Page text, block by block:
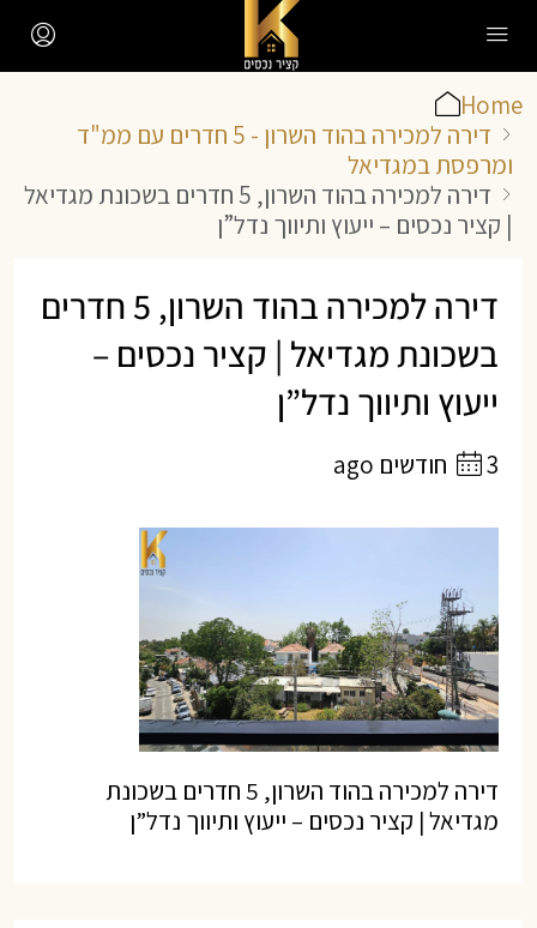
Home
דירה למכירה בהוד השרון - 5 חדרים עם ממ"ד
ומרפסת במגדיאל
דירה למכירה בהוד השרון, 5 חדרים בשכונת מגדיאל
| קציר נכסים – ייעוץ ותיווך נדל”ן
דירה למכירה בהוד השרון, 5 חדרים
בשכונת מגדיאל | קציר נכסים –
ייעוץ ותיווך נדל”ן
3 חודשים ago
דירה למכירה בהוד השרון, 5 חדרים בשכונת
מגדיאל | קציר נכסים – ייעוץ ותיווך נדל”ן